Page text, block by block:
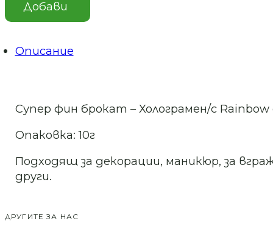
холограмен
брокат
№
LB101
Добави
Описание
Супер фин брокат – Холограмен/с
Опаковка: 10г
Подходящ за декорации, маникюр, за
други.
ДРУГИТЕ ЗА НАС